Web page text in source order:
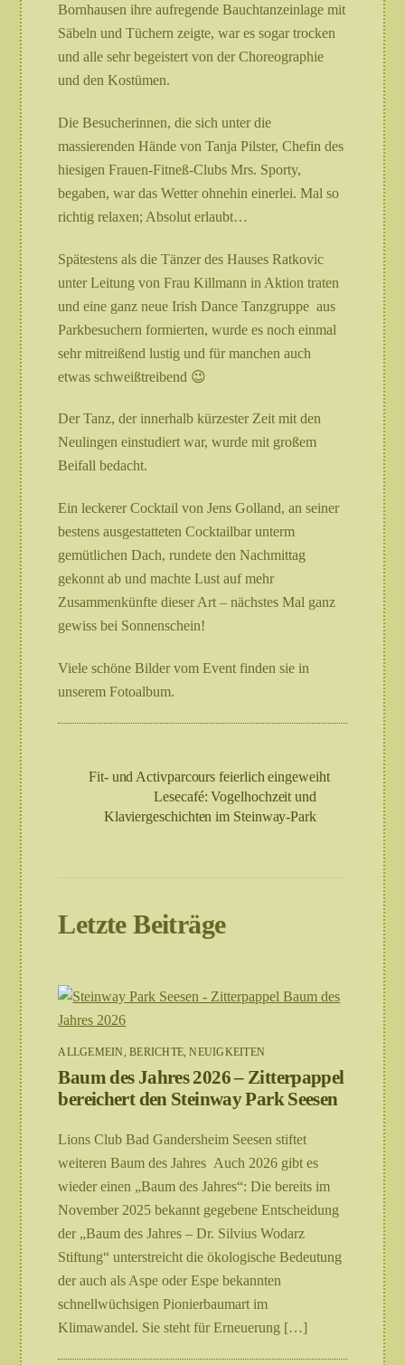
Bornhausen ihre aufregende Bauchtanzeinlage mit
Säbeln und Tüchern zeigte, war es sogar trocken
und alle sehr begeistert von der Choreographie
und den Kostümen.
Die Besucherinnen, die sich unter die
massierenden Hände von Tanja Pilster, Chefin des
hiesigen Frauen-Fitneß-Clubs Mrs. Sporty,
begaben, war das Wetter ohnehin einerlei. Mal so
richtig relaxen; Absolut erlaubt…
Spätestens als die Tänzer des Hauses Ratkovic
unter Leitung von Frau Killmann in Aktion traten
und eine ganz neue Irish Dance Tanzgruppe aus
Parkbesuchern formierten, wurde es noch einmal
sehr mitreißend lustig und für manchen auch
etwas schweißtreibend 😉
Der Tanz, der innerhalb kürzester Zeit mit den
Neulingen einstudiert war, wurde mit großem
Beifall bedacht.
Ein leckerer Cocktail von Jens Golland, an seiner
bestens ausgestatteten Cocktailbar unterm
gemütlichen Dach, rundete den Nachmittag
gekonnt ab und machte Lust auf mehr
Zusammenkünfte dieser Art – nächstes Mal ganz
gewiss bei Sonnenschein!
Viele schöne Bilder vom Event finden sie in
unserem Fotoalbum.
Fit- und Activparcours feierlich eingeweiht
Lesecafé: Vogelhochzeit und
Klaviergeschichten im Steinway-Park
Letzte Beiträge
ALLGEMEIN ,BERICHTE,NEUIGKEITEN
Baum des Jahres 2026 – Zitterpappel
bereichert den Steinway Park Seesen
Lions Club Bad Gandersheim Seesen stiftet
weiteren Baum des Jahres Auch 2026 gibt es
wieder einen „Baum des Jahres“: Die bereits im
November 2025 bekannt gegebene Entscheidung
der „Baum des Jahres – Dr. Silvius Wodarz
Stiftung“ unterstreicht die ökologische Bedeutung
der auch als Aspe oder Espe bekannten
schnellwüchsigen Pionierbaumart im
Klimawandel. Sie steht für Erneuerung […]